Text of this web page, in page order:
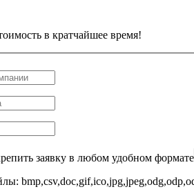
в кратчайшее время!
заявку в любом удобном формате